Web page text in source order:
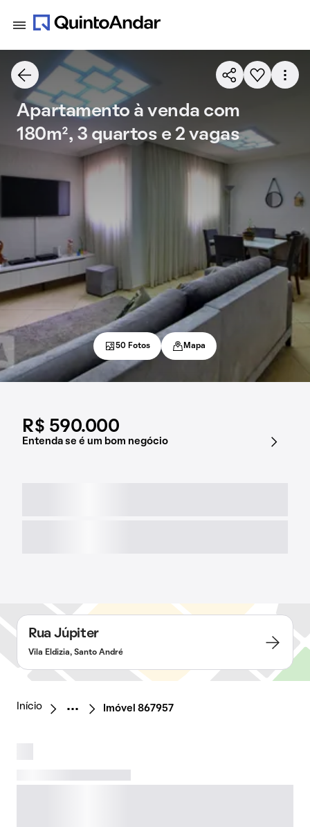
R$ 590.000
Entenda se é um bom negócio
Apartamento à venda com
180m², 3 quartos e 2 vagas
50 Fotos Mapa
Rua Júpiter
Vila Eldizia, Santo André
Início Imóvel 867957